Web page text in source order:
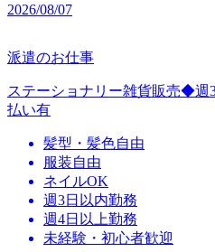
2026/08/07
派遣のお仕事
ステーショナリー雑貨販売◆週
払い有
髪型・髪色自由
服装自由
ネイルOK
週3日以内勤務
週4日以上勤務
未経験・初心者歓迎